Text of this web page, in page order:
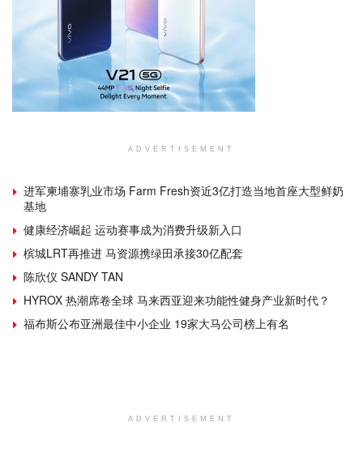
ADVERTISEMENT
进军柬埔寨乳业市场 Farm Fresh资近3亿打造当地首座大型鲜奶
基地
健康经济崛起 运动赛事成为消费升级新入口
槟城LRT再推进 马资源携绿田承接30亿配套
陈欣仪 SANDY TAN
HYROX 热潮席卷全球 马来西亚迎来功能性健身产业新时代？
福布斯公布亚洲最佳中小企业 19家大马公司榜上有名
ADVERTISEMENT